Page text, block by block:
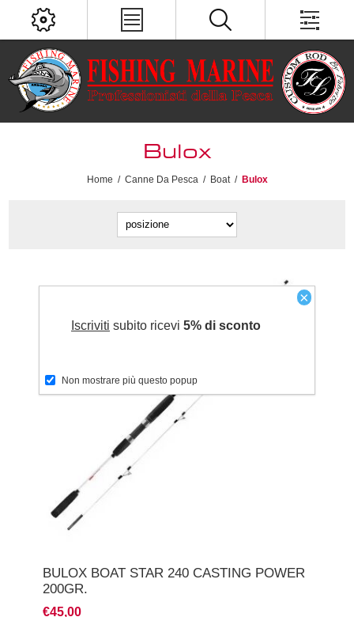
Bulox
Home / Canne Da Pesca / Boat / Bulox
BULOX BOAT STAR 240 CASTING POWER
200GR.
€45,00
×
Iscriviti subito ricevi 5% di sconto
Non mostrare più questo popup